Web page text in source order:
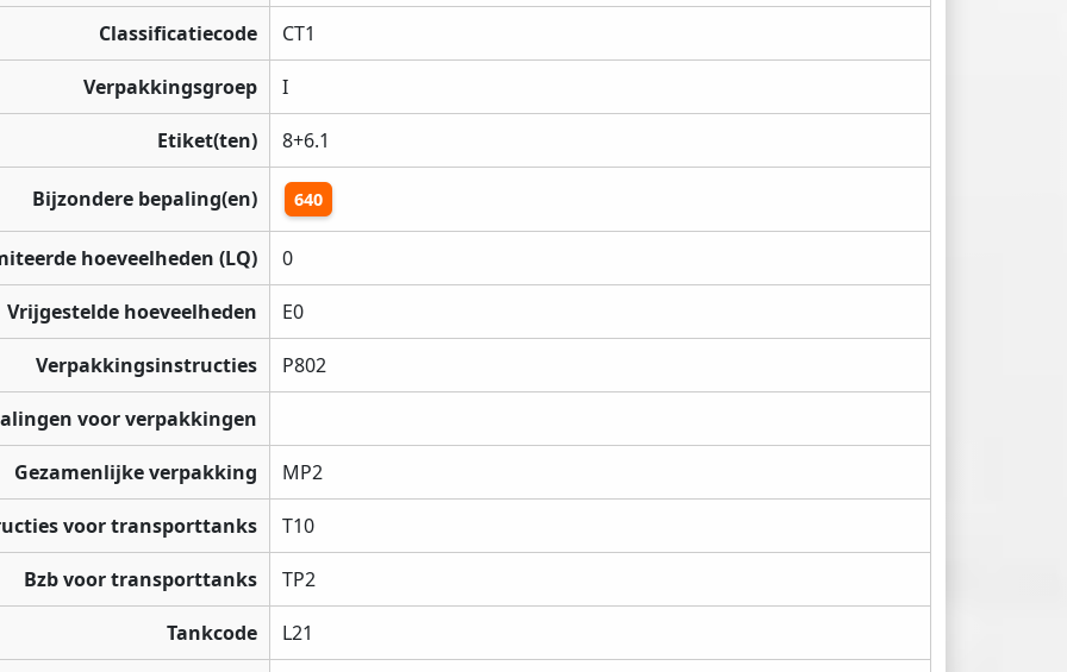
Classificatiecode CT1
Verpakkingsgroep I
Etiket(ten) 8+6.1
Bijzondere bepaling(en) 640
hoeveelheden (LQ) 0
Vrijgestelde hoeveelheden E0
Verpakkingsinstructies P802
voor verpakkingen
Gezamenlijke verpakking MP2
voor transporttanks T10
Bzb voor transporttanks TP2
Tankcode L21